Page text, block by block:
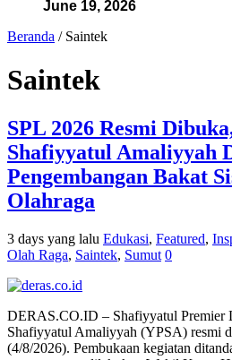
June 19, 2026
Beranda / Saintek
Saintek
SPL 2026 Resmi
Shafiyyatul Amaliyyah
Pengembangan Bakat
Olahraga
3 days yang lalu Edukasi, Featured,
Olah Raga, Saintek, Sumut 0
DERAS.CO.ID – Shafiyyatul Premier
Shafiyyatul Amaliyyah (YPSA) resmi
(4/8/2026). Pembukaan kegiatan